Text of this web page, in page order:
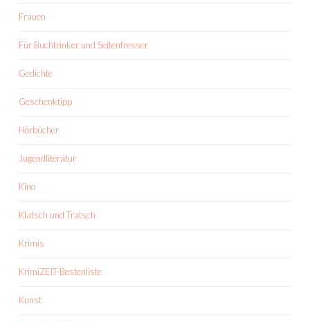
Frauen
Für Buchtrinker und Seitenfresser
Gedichte
Geschenktipp
Hörbücher
Jugendliteratur
Kino
Klatsch und Tratsch
Krimis
KrimiZEIT-Bestenliste
Kunst